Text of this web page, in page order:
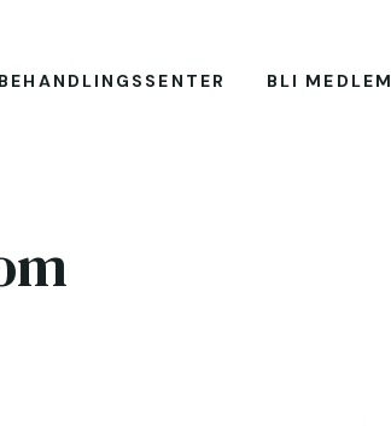
BLI MEDLEM